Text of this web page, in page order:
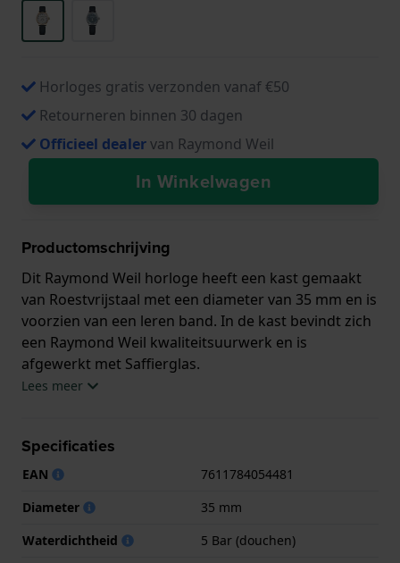
Horloges gratis verzonden vanaf €50
Retourneren binnen 30 dagen
Officieel dealervan Raymond Weil
In Winkelwagen
Productomschrijving
Dit Raymond Weil horloge heeft een kast gemaakt
van Roestvrijstaal met een diameter van 35 mm en is
voorzien van een leren band. In de kast bevindt zich
een Raymond Weil kwaliteitsuurwerk en is
afgewerkt met Saffierglas.
horloge geleverd met 2 jaar garantie.
Lees meer
Specificaties
EAN
7611784054481
Diameter
35 mm
Waterdichtheid
5 Bar (douchen)